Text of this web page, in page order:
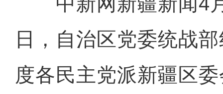
日，自治区党委统战
度各民主党派新疆区